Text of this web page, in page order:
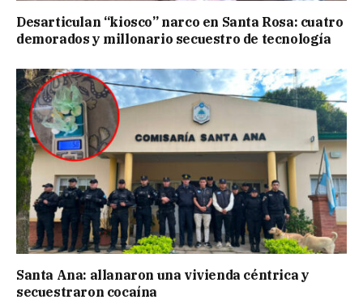
Desarticulan “kiosco” narco en Santa Rosa: cuatro
demorados y millonario secuestro de tecnología
Santa Ana: allanaron una vivienda céntrica y
secuestraron cocaína